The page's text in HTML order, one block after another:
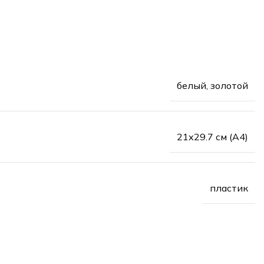
белый, золотой
21х29.7 см (А4)
пластик